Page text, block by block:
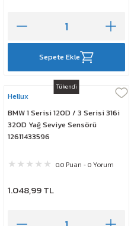
Sepete Ekle
Tükendi
Hellux
BMW 1 Serisi 120D / 3 Serisi 316i
320D Yağ Seviye Sensörü
12611433596
0.0 Puan - 0 Yorum
1.048,99 TL